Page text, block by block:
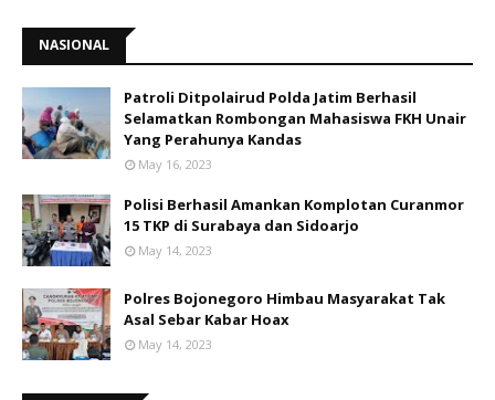
NASIONAL
Patroli Ditpolairud Polda Jatim Berhasil
Selamatkan Rombongan Mahasiswa FKH Unair
Yang Perahunya Kandas
May 16, 2023
Polisi Berhasil Amankan Komplotan Curanmor
15 TKP di Surabaya dan Sidoarjo
May 14, 2023
Polres Bojonegoro Himbau Masyarakat Tak
Asal Sebar Kabar Hoax
May 14, 2023